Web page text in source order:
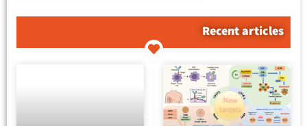
Recent articles